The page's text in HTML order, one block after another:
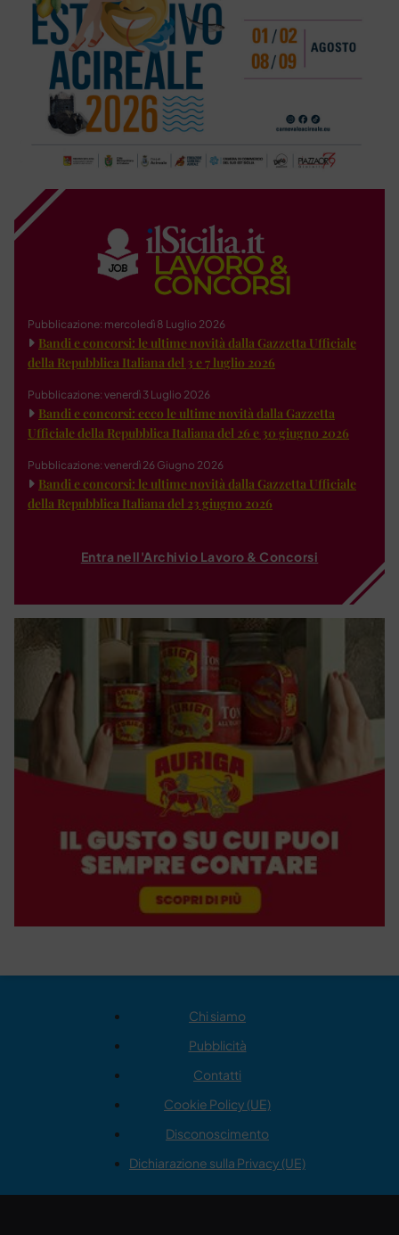
Pubblicazione: mercoledì 8 Luglio 2026
Bandi e concorsi: le ultime novità dalla Gazzetta Ufficiale
della Repubblica Italiana del 3 e 7 luglio 2026
Pubblicazione: venerdì 3 Luglio 2026
Bandi e concorsi: ecco le ultime novità dalla Gazzetta
Ufficiale della Repubblica Italiana del 26 e 30 giugno 2026
Pubblicazione: venerdì 26 Giugno 2026
Bandi e concorsi: le ultime novità dalla Gazzetta Ufficiale
della Repubblica Italiana del 23 giugno 2026
Entra nell'Archivio Lavoro & Concorsi
Chi siamo
Pubblicità
Contatti
Cookie Policy (UE)
Disconoscimento
Dichiarazione sulla Privacy (UE)